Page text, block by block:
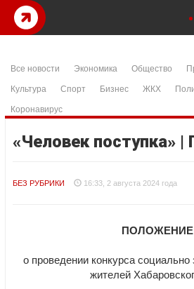
Все новости Экономика Общество
Культура
Спорт Бизнес ЖКХ
Коронавирус
«Человек поступка» |
БЕЗ РУБРИКИ 16:33, 2 августа 2024 года
ПОЛОЖЕНИЕ
о проведении конкурса
жителей